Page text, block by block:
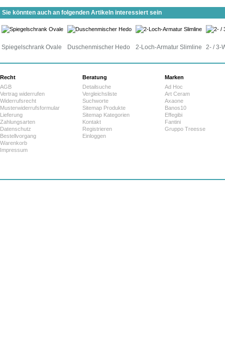
Sie könnten auch an folgenden Artikeln interessiert sein
Spiegelschrank Ovale Duschenmischer Hedo 2-Loch-Armatur Slimline 2- / 3-
Recht
AGB
Vertrag widerrufen
Widerrufsrecht
Musterwiderrufsformular
Lieferung
Zahlungsarten
Datenschutz
Bestellvorgang
Warenkorb
Impressum
Beratung
Detailsuche
Vergleichsliste
Suchworte
Sitemap Produkte
Sitemap Kategorien
Kontakt
Registrieren
Einloggen
Marken
Ad Hoc
Art Ceram
Axaone
Banos10
Effegibi
Fantini
Gruppo Treesse